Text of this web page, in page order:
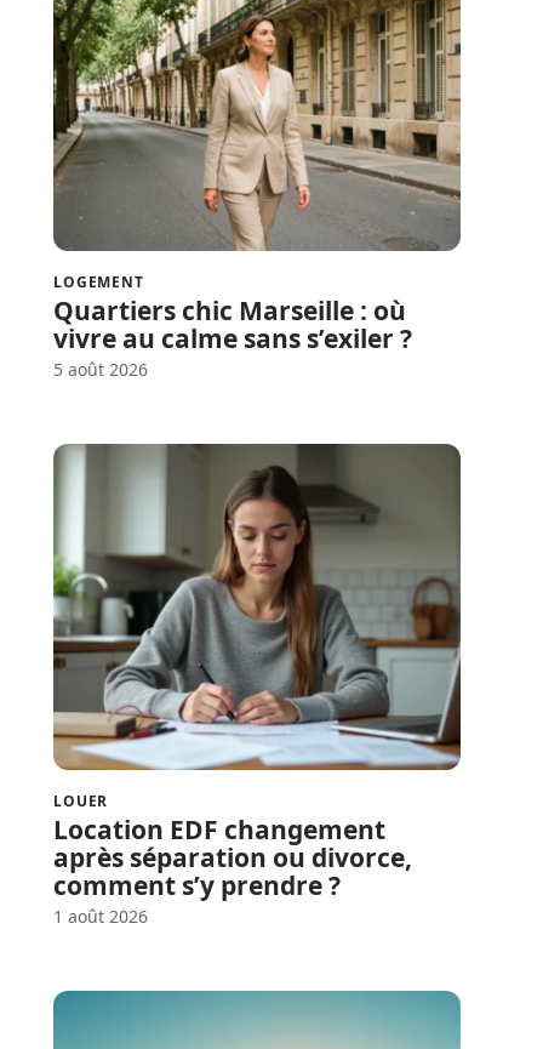
LOGEMENT
Quartiers chic Marseille : où
vivre au calme sans s’exiler ?
5 août 2026
LOUER
Location EDF changement
après séparation ou divorce,
comment s’y prendre ?
1 août 2026